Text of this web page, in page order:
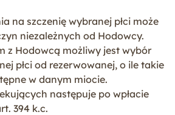
na szczenię wybranej płci może
niezależnych od Hodowcy.
z Hodowcą możliwy jest wybór
płci od rezerwowanej, o ile takie
w danym miocie.
następuje po wpłacie
394 k.c.